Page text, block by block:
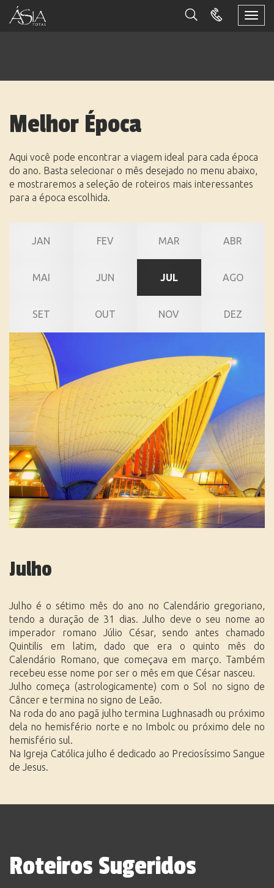
Melhor Época
Aqui você pode encontrar a viagem ideal para cada época
do ano. Basta selecionar o mês desejado no menu abaixo,
e mostraremos a seleção de roteiros mais interessantes
para a época escolhida.
JAN FEV MAR ABR
MAI JUN JUL AGO
SET OUT NOV DEZ
Julho
Julho é o sétimo mês do ano no Calendário gregoriano,
tendo a duração de 31 dias. Julho deve o seu nome ao
imperador romano Júlio César, sendo antes chamado
Quintilis em latim, dado que era o quinto mês do
Calendário Romano, que começava em março. Também
recebeu esse nome por ser o mês em que César nasceu.
Julho começa (astrologicamente) com o Sol no signo de
Câncer e termina no signo de Leão.
Na roda do ano pagã julho termina Lughnasadh ou próximo
dela no hemisfério norte e no Imbolc ou próximo dele no
hemisfério sul.
Na Igreja Católica julho é dedicado ao Preciosíssimo Sangue
de Jesus.
Roteiros Sugeridos